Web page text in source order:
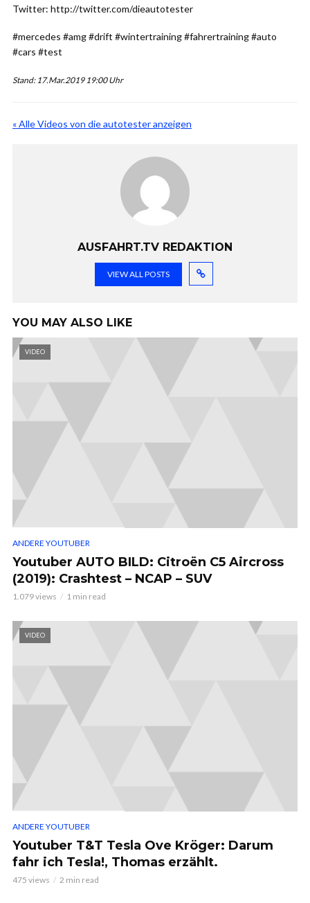
Twitter: http://twitter.com/dieautotester
#mercedes #amg #drift #wintertraining #fahrertraining #auto
#cars #test
Stand: 17.Mar.2019 19:00 Uhr
« Alle Videos von die autotester anzeigen
AUSFAHRT.TV REDAKTION
VIEW ALL POSTS
YOU MAY ALSO LIKE
VIDEO
ANDERE YOUTUBER
Youtuber AUTO BILD: Citroën C5 Aircross
(2019): Crashtest – NCAP – SUV
1.079 views 1 min read
VIDEO
ANDERE YOUTUBER
Youtuber T&T Tesla Ove Kröger: Darum
fahr ich Tesla!, Thomas erzählt.
475 views 2 min read